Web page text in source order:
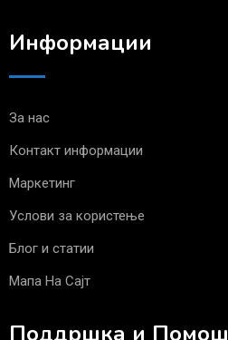
Информации
За нас
Контакт информации
Маркетинг
Услови за користење
Блог и статии
Мапа На Сајт
Поддршка и Помош